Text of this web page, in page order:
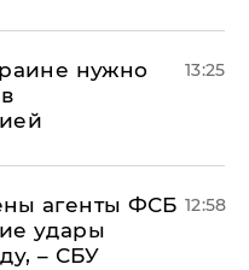
нужно
13:25
агенты ФСБ
удары
– СБУ
12:58